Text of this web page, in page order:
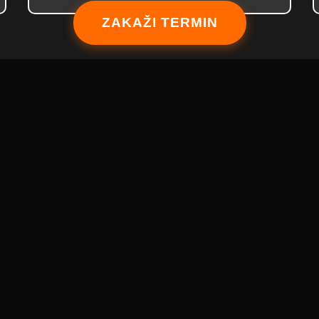
ZAKAŽI TERMIN